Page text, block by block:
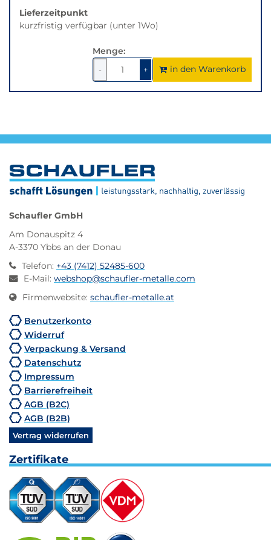
Lieferzeitpunkt
kurzfristig verfügbar (unter 1Wo)
Menge:
-
1
verringern
+1um
1
erhöhen
in den Warenkorb
Schaufler GmbH
Am Donauspitz 4
A-3370 Ybbs an der Donau
Telefon: +43 (7412) 52485-600
E-Mail: webshop@schaufler-metalle.com
Firmenwebsite: schaufler-metalle.at
Benutzerkonto
Widerruf
Verpackung & Versand
Datenschutz
Impressum
Barrierefreiheit
AGB (B2C)
AGB (B2B)
Vertrag widerrufen
Zertifikate